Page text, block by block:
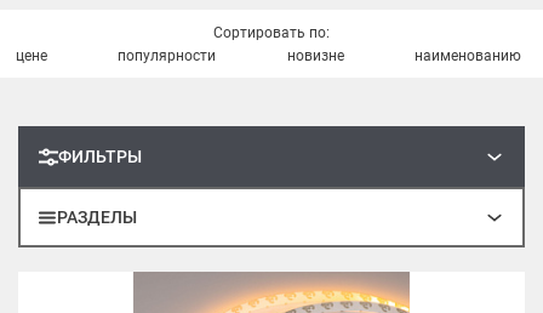
РАЗДЕЛЫ
ФИЛЬТРЫ
Сортировать по:
цене
популярности новизне наименованию